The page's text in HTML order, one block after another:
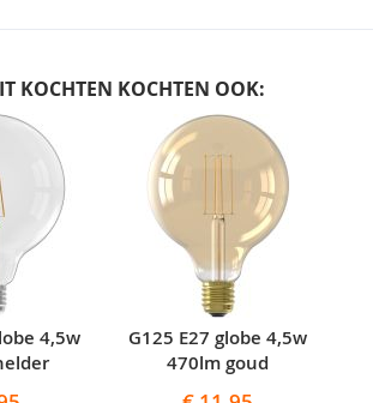
KOCHTEN KOCHTEN OOK:
4,5w
G125 E27 globe 4,5w
470lm goud